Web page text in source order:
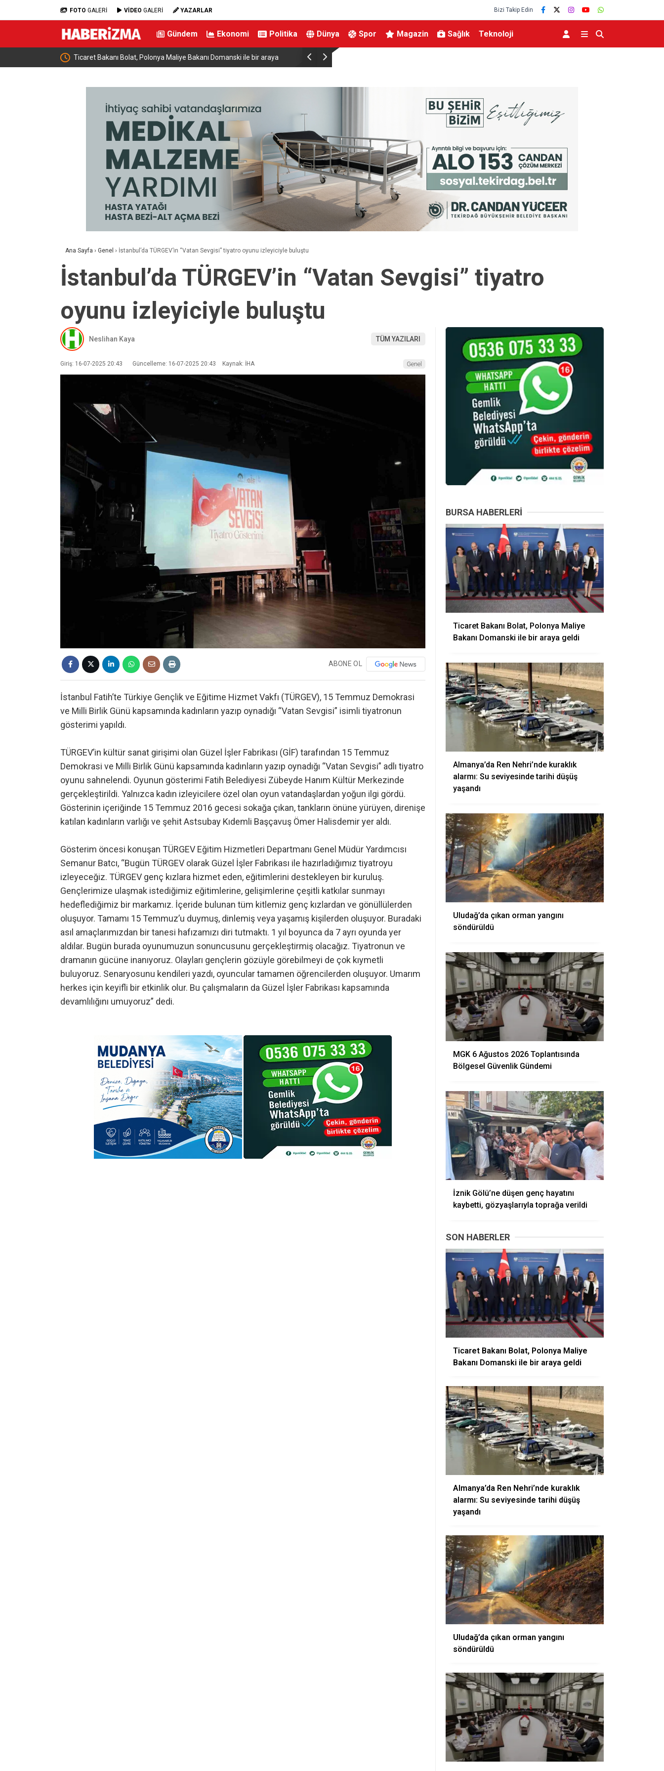
FOTO GALERİ VİDEO GALERİ YAZARLAR Bizi Takip Edin
Gündem Ekonomi Politika Dünya Spor Magazin Sağlık Teknoloji
Ticaret Bakanı Bolat, Polonya Maliye Bakanı Domanski ile bir araya Almanya’da Ren Nehri’nde kuraklık alarmı: Su seviyesinde tarihi düşüş
Ana Sayfa › Genel › İstanbul’da TÜRGEV’in “Vatan Sevgisi” tiyatro oyunu izleyiciyle buluştu
İstanbul’da TÜRGEV’in “Vatan Sevgisi” tiyatro
oyunu izleyiciyle buluştu
Neslihan Kaya TÜM YAZILARI
Giriş: 16-07-2025 20:43 Güncelleme: 16-07-2025 20:43 Kaynak: İHA Genel
ABONE OL
İstanbul Fatih’te Türkiye Gençlik ve Eğitime Hizmet Vakfı (TÜRGEV), 15 Temmuz Demokrasi
ve Milli Birlik Günü kapsamında kadınların yazıp oynadığı “Vatan Sevgisi” isimli tiyatronun
gösterimi yapıldı.
TÜRGEV’in kültür sanat girişimi olan Güzel İşler Fabrikası (GİF) tarafından 15 Temmuz
Demokrasi ve Milli Birlik Günü kapsamında kadınların yazıp oynadığı “Vatan Sevgisi” adlı tiyatro
oyunu sahnelendi. Oyunun gösterimi Fatih Belediyesi Zübeyde Hanım Kültür Merkezinde
gerçekleştirildi. Yalnızca kadın izleyicilere özel olan oyun vatandaşlardan yoğun ilgi gördü.
Gösterinin içeriğinde 15 Temmuz 2016 gecesi sokağa çıkan, tankların önüne yürüyen, direnişe
katılan kadınların varlığı ve şehit Astsubay Kıdemli Başçavuş Ömer Halisdemir yer aldı.
Gösterim öncesi konuşan TÜRGEV Eğitim Hizmetleri Departmanı Genel Müdür Yardımcısı
Semanur Batcı, “Bugün TÜRGEV olarak Güzel İşler Fabrikası ile hazırladığımız tiyatroyu
izleyeceğiz. TÜRGEV genç kızlara hizmet eden, eğitimlerini destekleyen bir kuruluş.
Gençlerimize ulaşmak istediğimiz eğitimlerine, gelişimlerine çeşitli katkılar sunmayı
hedeflediğimiz bir markamız. İçeride bulunan tüm kitlemiz genç kızlardan ve gönüllülerden
oluşuyor. Tamamı 15 Temmuz’u duymuş, dinlemiş veya yaşamış kişilerden oluşuyor. Buradaki
asıl amaçlarımızdan bir tanesi hafızamızı diri tutmaktı. 1 yıl boyunca da 7 ayrı oyunda yer
aldılar. Bugün burada oyunumuzun sonuncusunu gerçekleştirmiş olacağız. Tiyatronun ve
dramanın gücüne inanıyoruz. Olayları gençlerin gözüyle görebilmeyi de çok kıymetli
buluyoruz. Senaryosunu kendileri yazdı, oyuncular tamamen öğrencilerden oluşuyor. Umarım
herkes için keyifli bir etkinlik olur. Bu çalışmaların da Güzel İşler Fabrikası kapsamında
devamlılığını umuyoruz” dedi.
BURSA HABERLERI
Ticaret Bakanı Bolat, Polonya Maliye
Bakanı Domanski ile bir araya geldi
Almanya’da Ren Nehri’nde kuraklık
alarmı: Su seviyesinde tarihi düşüş
yaşandı
Uludağ’da çıkan orman yangını
söndürüldü
MGK 6 Ağustos 2026 Toplantısında
Bölgesel Güvenlik Gündemi
İznik Gölü’ne düşen genç hayatını
kaybetti, gözyaşlarıyla toprağa verildi
SON HABERLER
Ticaret Bakanı Bolat, Polonya Maliye
Bakanı Domanski ile bir araya geldi
Almanya’da Ren Nehri’nde kuraklık
alarmı: Su seviyesinde tarihi düşüş
yaşandı
Uludağ’da çıkan orman yangını
söndürüldü